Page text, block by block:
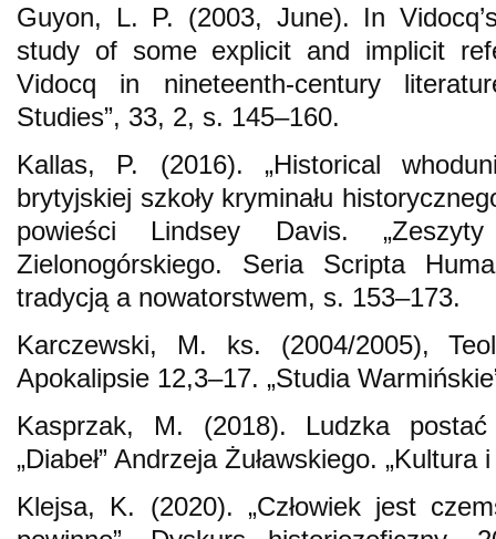
Guyon, L. P. (2003, June). In
study of some explicit and implicit
Vidocq in nineteenth-century
Studies”, 33, 2, s. 145–160.
Kallas, P. (2016). „Historical
brytyjskiej szkoły kryminału
powieści Lindsey Davis.
Zielonogórskiego. Seria Scripta
tradycją a nowatorstwem, s. 153–173.
Karczewski, M. ks. (2004/2005),
Apokalipsie 12,3–17. „Studia
Kasprzak, M. (2018). Ludzka
„Diabeł” Andrzeja Żuławskiego.
Klejsa, K. (2020). „Człowiek jest